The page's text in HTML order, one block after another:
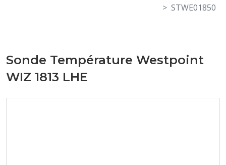
STWE01850
Sonde Température Westpoint
WIZ 1813 LHE